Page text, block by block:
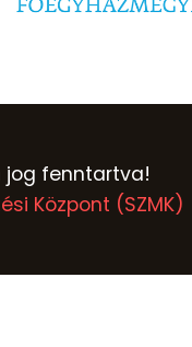
jog fenntartva!
Központ (SZMK)